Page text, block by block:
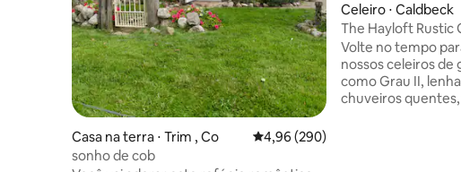
Casa na terra ⋅ Trim , Co 4,96 de uma avaliação média de 5,
4,96 (290)
sonho de cob
Celeiro ⋅ Caldbeck
The Hayloft Rustic
Caldbeck
Volte no tempo
nossos celeiros de
como Grau II,
chuveiros